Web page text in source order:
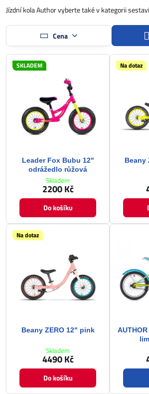
Jízdní kola Author vyberte také v kategorii
Cena
SKLADEM
Leader Fox Bubu 12"
odrážedlo růžová
Skladem
2200 Kč
Do košíku
Na dotaz
Beany
Na dotaz
Beany ZERO 12" pink
Skladem
4490 Kč
Do košíku